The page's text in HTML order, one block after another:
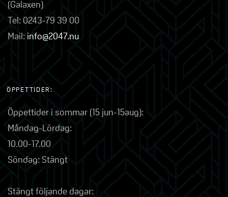
(Galaxen)
Tel: 0243-79 39 00
Mail: info@2047.nu
ÖPPETTIDER:
Öppettider i sommar (15 jun-15aug):
Måndag-Lördag:
10.00-17.00
Söndag: Stängt
Stängt följande dagar: